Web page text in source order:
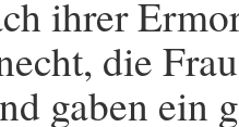
ihrer
die
gaben ein